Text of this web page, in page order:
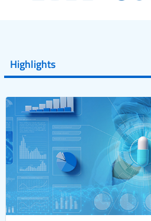
Highlights